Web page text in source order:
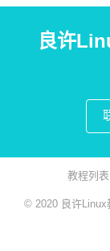
良许
教程列表
© 2020 良许Linux